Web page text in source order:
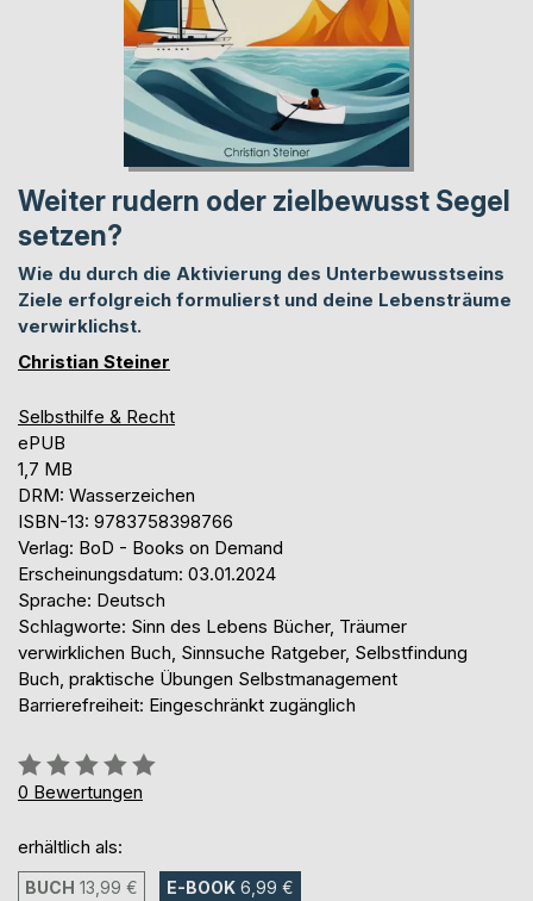
Weiter rudern oder zielbewusst Segel
setzen?
Wie du durch die Aktivierung des Unterbewusstseins
Ziele erfolgreich formulierst und deine Lebensträume
verwirklichst.
Christian Steiner
Selbsthilfe & Recht
ePUB
1,7 MB
DRM: Wasserzeichen
ISBN-13: 9783758398766
Verlag: BoD - Books on Demand
Erscheinungsdatum: 03.01.2024
Sprache: Deutsch
Schlagworte: Sinn des Lebens Bücher, Träumer
verwirklichen Buch, Sinnsuche Ratgeber, Selbstfindung
Buch, praktische Übungen Selbstmanagement
Barrierefreiheit: Eingeschränkt zugänglich
Bewertung::
0%
0 Bewertungen
erhältlich als:
BUCH 13,99 € E-BOOK 6,99 €